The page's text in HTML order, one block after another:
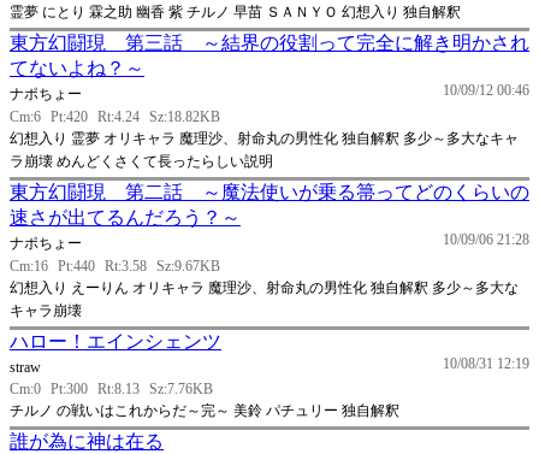
霊夢 にとり 霖之助 幽香 紫 チルノ 早苗 ＳＡＮＹＯ 幻想入り 独自解釈
東方幻闘現 第三話 ～結界の役割って完全に解き明かされ
てないよね？～
10/09/12 00:46
ナポちょー
Cm:6 Pt:420 Rt:4.24 Sz:18.82KB
幻想入り 霊夢 オリキャラ 魔理沙、射命丸の男性化 独自解釈 多少～多大なキャ
ラ崩壊 めんどくさくて長ったらしい説明
東方幻闘現 第二話 ～魔法使いが乗る箒ってどのくらいの
速さが出てるんだろう？～
10/09/06 21:28
ナポちょー
Cm:16 Pt:440 Rt:3.58 Sz:9.67KB
幻想入り えーりん オリキャラ 魔理沙、射命丸の男性化 独自解釈 多少～多大な
キャラ崩壊
ハロー！エインシェンツ
10/08/31 12:19
straw
Cm:0 Pt:300 Rt:8.13 Sz:7.76KB
チルノ の戦いはこれからだ～完～ 美鈴 パチュリー 独自解釈
誰が為に神は在る